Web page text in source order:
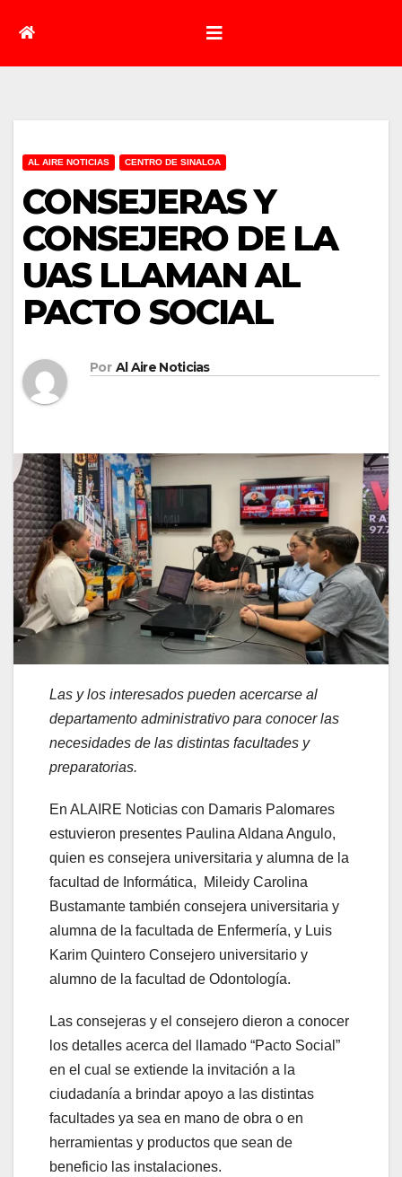
AL AIRE NOTICIAS CENTRO DE SINALOA
CONSEJERAS Y
CONSEJERO DE LA
UAS LLAMAN AL
PACTO SOCIAL
Por Al Aire Noticias
Las y los interesados pueden acercarse al
departamento administrativo para conocer las
necesidades de las distintas facultades y
preparatorias.
En ALAIRE Noticias con Damaris Palomares
estuvieron presentes Paulina Aldana Angulo,
quien es consejera universitaria y alumna de la
facultad de Informática, Mileidy Carolina
Bustamante también consejera universitaria y
alumna de la facultada de Enfermería, y Luis
Karim Quintero Consejero universitario y
alumno de la facultad de Odontología.
Las consejeras y el consejero dieron a conocer
los detalles acerca del llamado “Pacto Social”
en el cual se extiende la invitación a la
ciudadanía a brindar apoyo a las distintas
facultades ya sea en mano de obra o en
herramientas y productos que sean de
beneficio las instalaciones.